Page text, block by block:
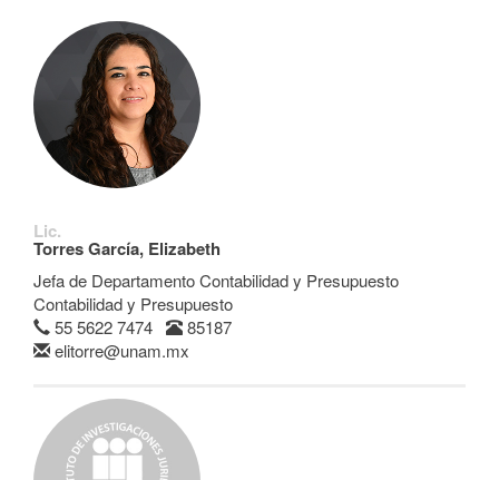
Lic.
Torres García, Elizabeth
Jefa de Departamento Contabilidad y Presupuesto
Contabilidad y Presupuesto
55 5622 7474
85187
elitorre@unam.mx